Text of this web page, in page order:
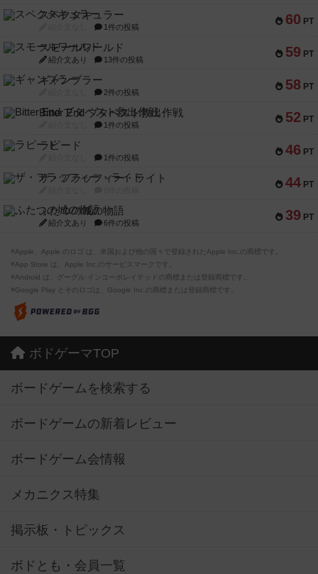
60 PT
スペクタキュラー
1件の投稿
59 PT
スモールワールド
紹介文あり 13件の投稿
58 PT
ギャンブラー
2件の投稿
52 PT
Bitter End ブタペスト救出作戦
1件の投稿
46 PT
ラピード
1件の投稿
44 PT
ザ・フラッフィー・ライト
39 PT
ふたつの城の物語
紹介文あり 6件の投稿
※Apple、Apple のロゴ は、米国および他の国々で登録されたApple Inc.の商標です。
※App Store は、Apple Inc.のサービスマークです。
※Android は、グーグル インコーポレイテッドの商標または登録商標です。
※Google Play とそのロゴは、Google Inc.の商標または登録商標です。
ボドゲーマTOP
ボードゲームを検索する
ボードゲームの新着レビュー
ボードゲーム会情報
メカニクス特集
掲示板・トピックス
ボドとも・会員一覧